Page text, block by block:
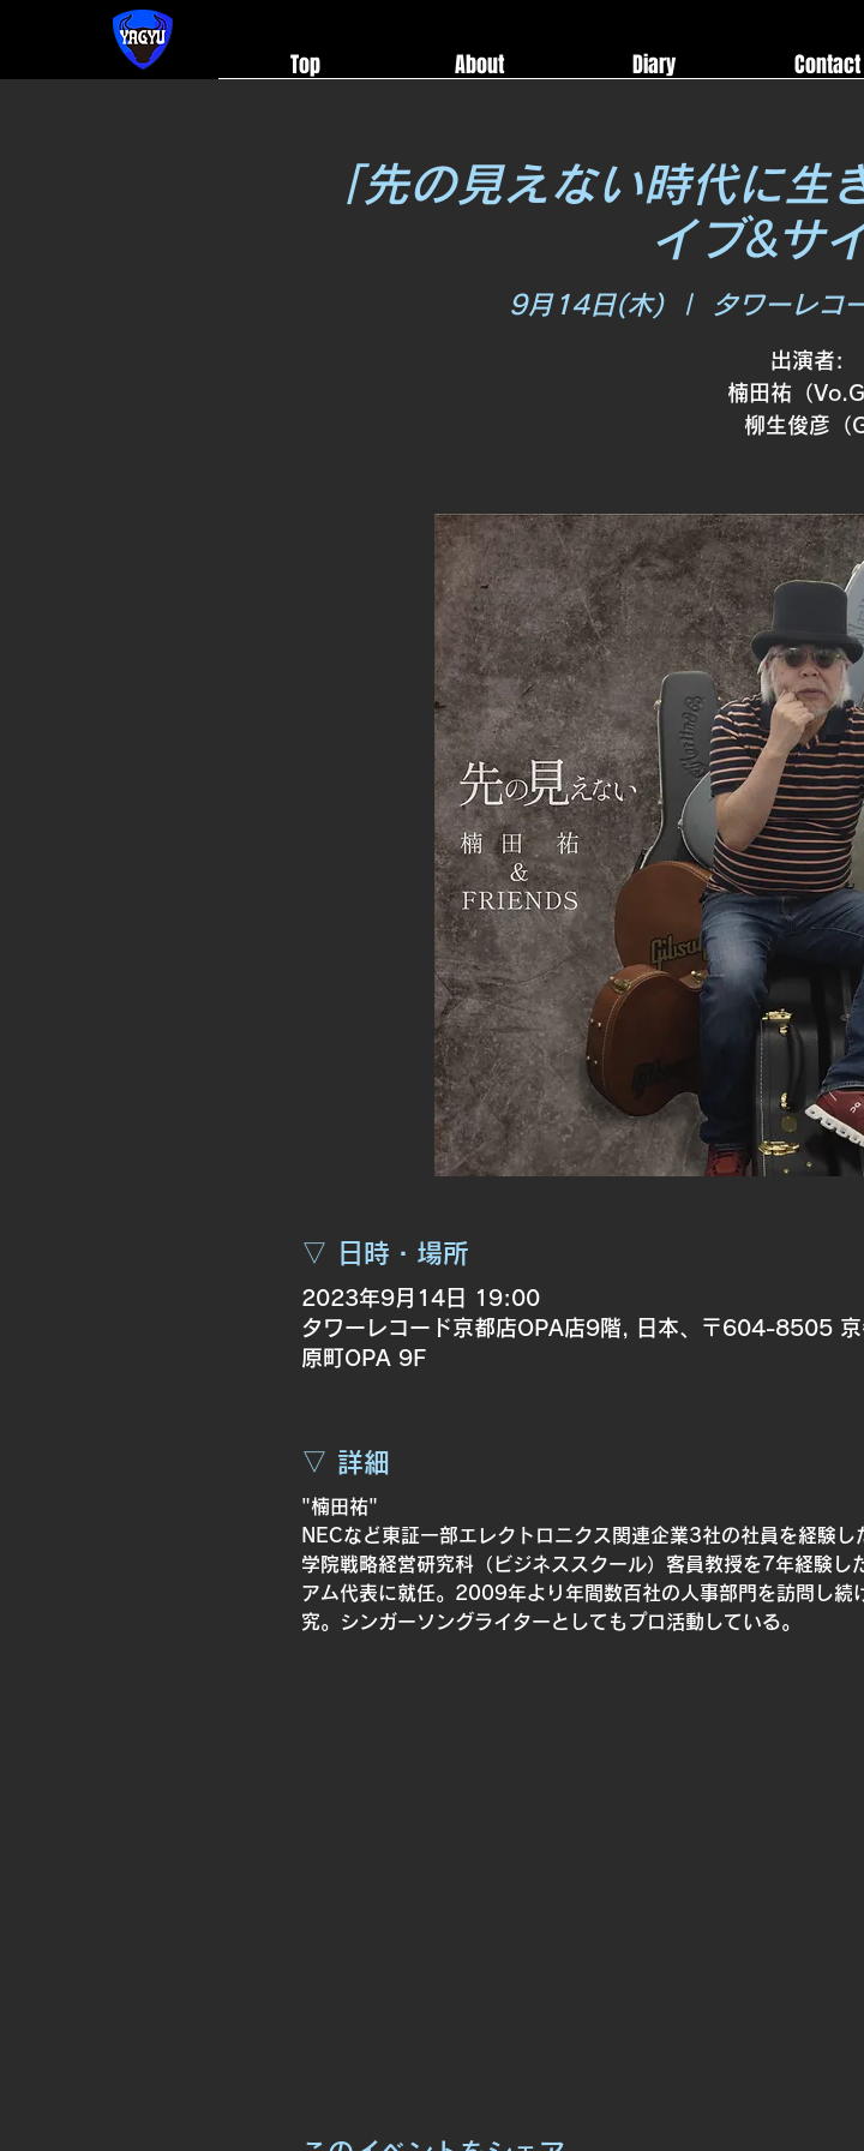
Top About Diary Contact
「先の見えない時代に生
イブ&サ
9月14日(木)
  |
タワーレコ
出演者:
楠田祐（Vo.G
柳生俊彦（
▽ 日時・場所
2023年9月14日 19:00
タワーレコード京都店OPA店9階, 日本、〒604-8505
原町OPA 9F
▽ 詳細
"楠田祐"
NECなど東証一部エレクトロニクス関連企業3社の社員を経験
学院戦略経営研究科（ビジネススクール）客員教授を7年経験
アム代表に就任。2009年より年間数百社の人事部門を訪問し続
究。シンガーソングライターとしてもプロ活動している。